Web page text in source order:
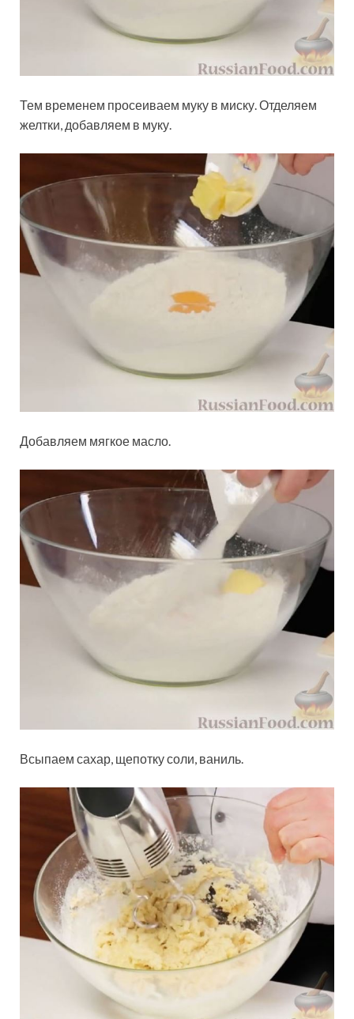
Тем временем просеиваем муку в миску. Отделяем
желтки, добавляем в муку.
Добавляем мягкое масло.
Всыпаем сахар, щепотку соли, ваниль.